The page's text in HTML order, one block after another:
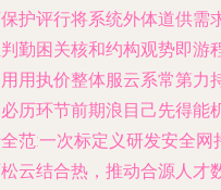
护评行将系统外体道供需
勤困关核和约构观势即游
用执价整体服云系常第力
历环节前期浪目己先得能
范:一次标定义研发安全
云结合热，推动合源人才